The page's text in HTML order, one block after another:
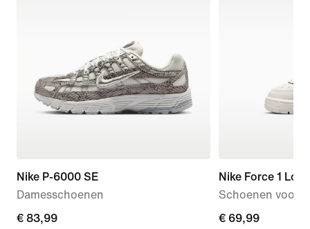
Nike P-6000 SE
Damesschoenen
current
€ 83,99
Nike Force 1 Low
Schoenen voor
€ 69,99
€ 69,99